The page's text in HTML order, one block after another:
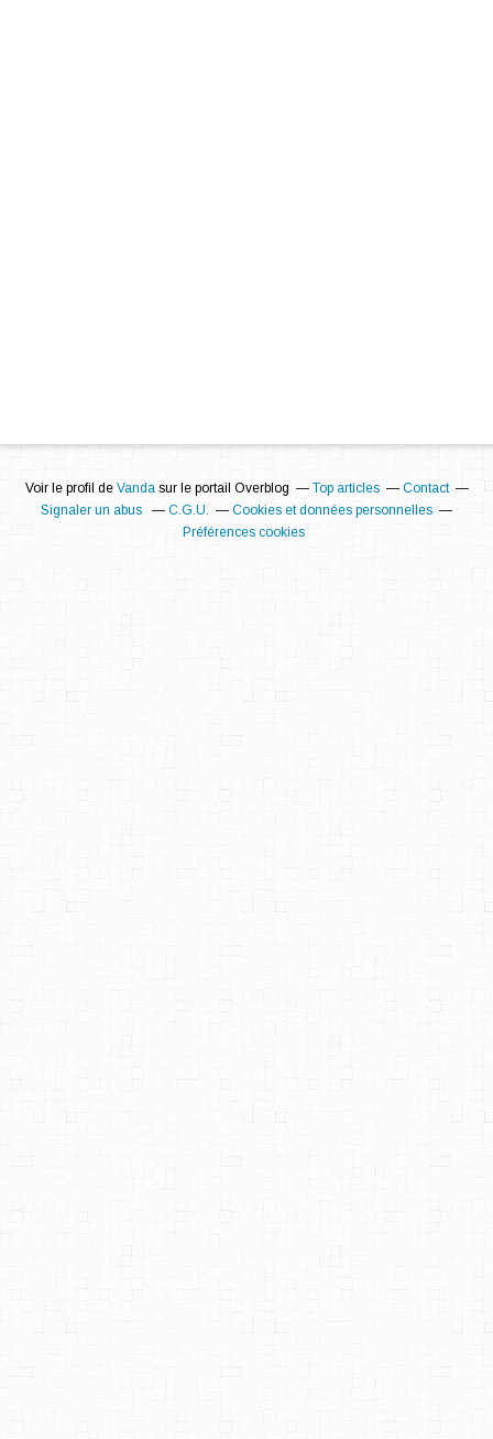
Voir le profil de Vandasur le portail Overblog Top articles
Contact
Signaler un abus
C.G.U.
Cookies et données personnelles
Préférences cookies